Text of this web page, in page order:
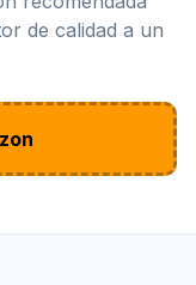
de calidad a un